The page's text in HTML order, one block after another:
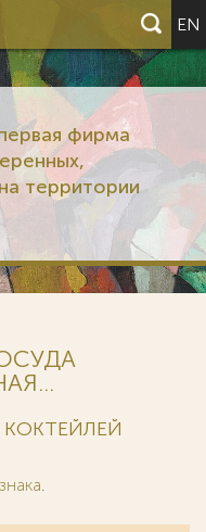
EN
фирма
территории
.